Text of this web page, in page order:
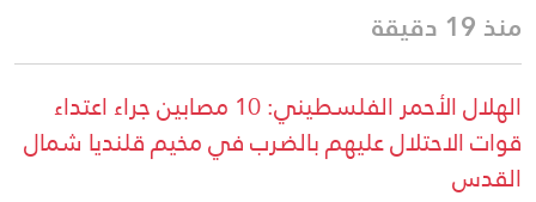
منذ 19 دقيقة
الهلال الأحمر الفلسطيني: 10 مصابين جراء اعتداء
قوات الاحتلال عليهم بالضرب في مخيم قلنديا شمال
القدس